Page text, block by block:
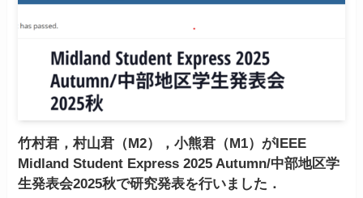
竹村君，村山君（M2），小熊君（M1）がIEEE
Midland Student Express 2025 Autumn/中部地区学
生発表会2025秋で研究発表を行いました．